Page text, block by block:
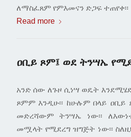
ለማስፈጸም የምእመናን ድጋፍ ተጠየቀ፡፡
Read more
ዐቢይ ጾም፤ ወደ ትንሣኤ
አንድ ሰው ለጉዞ ሲነሣ ወዴት
ጾምም እንዲሁ፡፡ ከሁሉም በላይ ዐቢይ
መድረሻውም ትንሣኤ ነው፡፡
መሟላት የሚደረግ ዝግጅት ነው፡፡